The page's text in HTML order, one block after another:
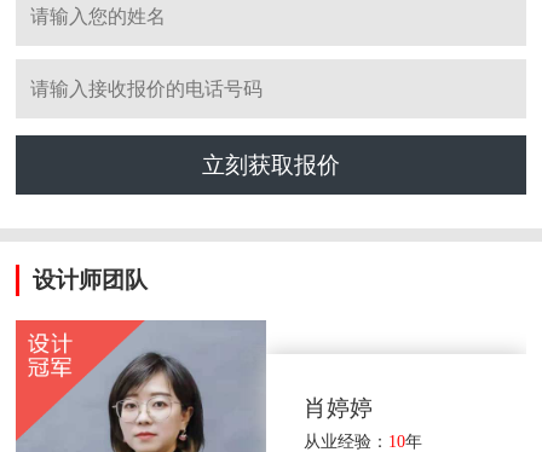
立刻获取报价
设计师团队
肖婷婷
从业经验： 10年